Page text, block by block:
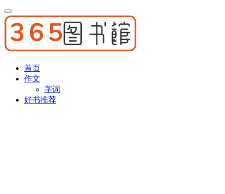
首页
作文
字词
好书推荐